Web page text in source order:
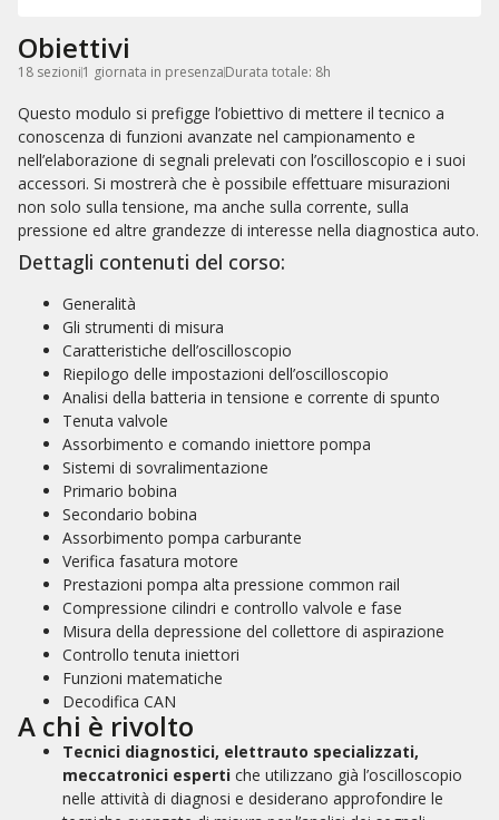
Obiettivi
18 sezioni1 giornata in presenzaDurata totale: 8h
Questo modulo si prefigge l’obiettivo di mettere il tecnico a
conoscenza di funzioni avanzate nel campionamento e
nell’elaborazione di segnali prelevati con l’oscilloscopio e i suoi
accessori. Si mostrerà che è possibile effettuare misurazioni
non solo sulla tensione, ma anche sulla corrente, sulla
pressione ed altre grandezze di interesse nella diagnostica auto.
Dettagli contenuti del corso:
Generalità
Gli strumenti di misura
Caratteristiche dell’oscilloscopio
Riepilogo delle impostazioni dell’oscilloscopio
Analisi della batteria in tensione e corrente di spunto
Tenuta valvole
Assorbimento e comando iniettore pompa
Sistemi di sovralimentazione
Primario bobina
Secondario bobina
Assorbimento pompa carburante
Verifica fasatura motore
Prestazioni pompa alta pressione common rail
Compressione cilindri e controllo valvole e fase
Misura della depressione del collettore di aspirazione
Controllo tenuta iniettori
Funzioni matematiche
Decodifica CAN
A chi è rivolto
Tecnici diagnostici, elettrauto specializzati,
meccatronici esperti che utilizzano già l’oscilloscopio
nelle attività di diagnosi e desiderano approfondire le